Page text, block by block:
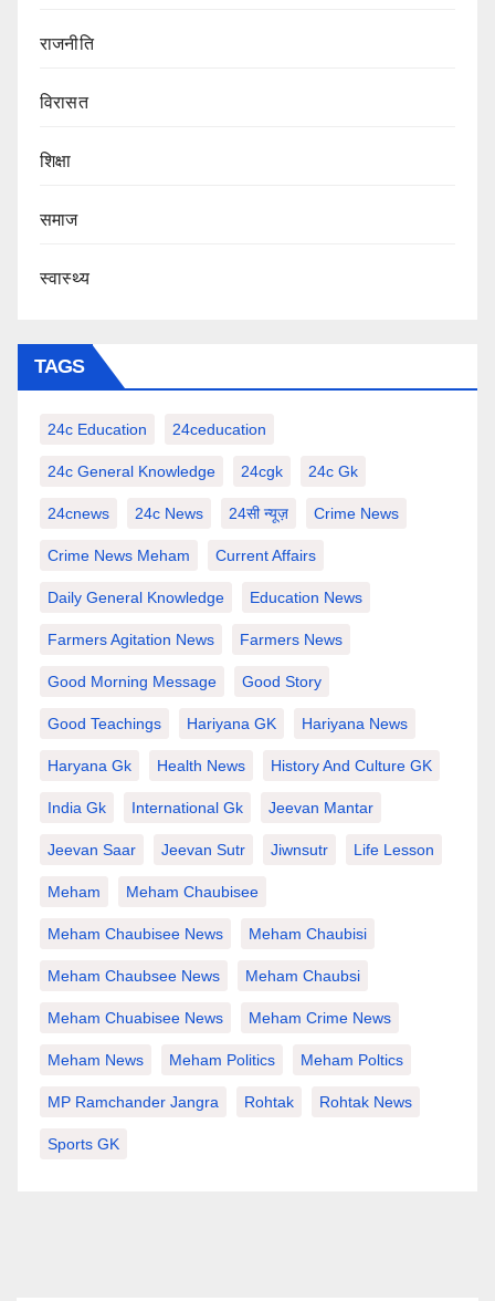
राजनीति
‍‍विरासत
शिक्षा
समाज
स्वास्थ्य
TAGS
24c Education 24ceducation
24c General Knowledge 24cgk 24c Gk
24cnews 24c News 24सी न्यूज़ Crime News
Crime News Meham Current Affairs
Daily General Knowledge Education News
Farmers Agitation News Farmers News
Good Morning Message Good Story
Good Teachings Hariyana GK Hariyana News
Haryana Gk Health News History And Culture GK
India Gk International Gk Jeevan Mantar
Jeevan Saar Jeevan Sutr Jiwnsutr Life Lesson
Meham Meham Chaubisee
Meham Chaubisee News Meham Chaubisi
Meham Chaubsee News Meham Chaubsi
Meham Chuabisee News Meham Crime News
Meham News Meham Politics Meham Poltics
MP Ramchander Jangra Rohtak Rohtak News
Sports GK